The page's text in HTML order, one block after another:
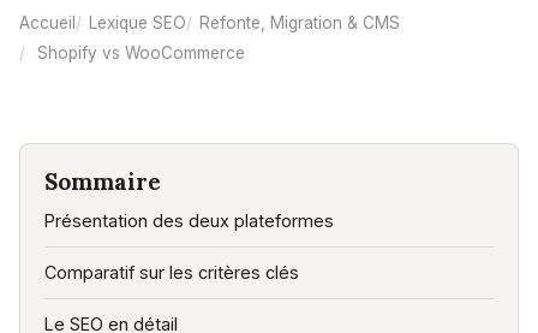
Accueil Lexique SEO
Refonte, Migration & CMS
Shopify vs WooCommerce
Sommaire
Présentation des deux plateformes
Comparatif sur les critères clés
Le SEO en détail